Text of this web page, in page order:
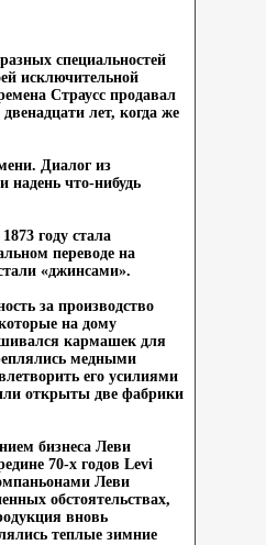
специальностей
исключительной
Страусс продавал
лет, когда же
Диалог из
надень что-нибудь
году стала
переводе на
«джинсами».
за производство
на дому
кармашек для
медными
его усилиями
открыты две фабрики
бизнеса Леви
70-х годов Levi
Леви
обстоятельствах,
вновь
теплые зимние